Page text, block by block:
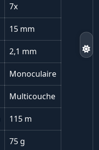
7x
15 mm
2,1 mm
Monoculaire
Multicouche
115 m
75 g